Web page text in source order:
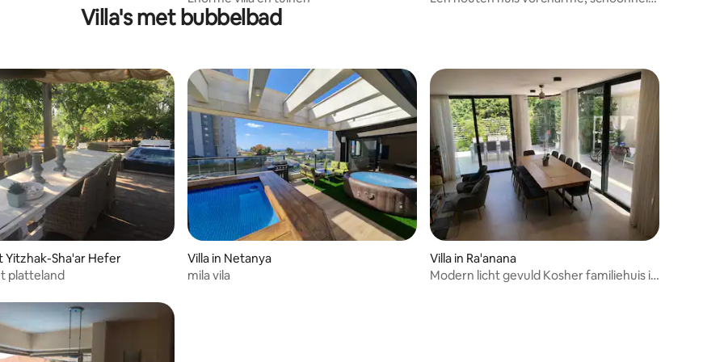
Villa's met bubbelbad
van 4,75 uit 5, 16 recensies
Yitzhak-Sha'ar Hefer
platteland
Villa in Netanya
mila vila
Villa in Ra'anana
Modern licht gevuld Kosher familiehuis in